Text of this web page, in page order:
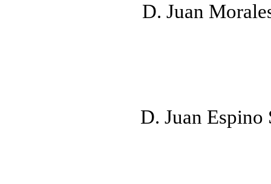
D. Juan
D. Juan Espino